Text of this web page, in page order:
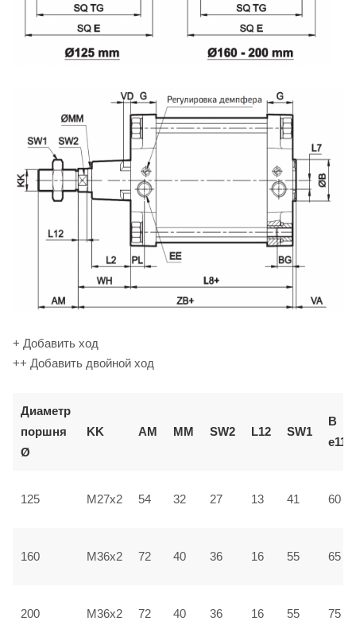
+ Добавить ход
++ Добавить двойной ход
Диаметр
поршня
Ø
KK AM ММ SW2 L12 SW1
В
e11
125 M27x2 54 32 27 13 41 60
160 M36x2 72 40 36 16 55 65
200 M36x2 72 40 36 16 55 75